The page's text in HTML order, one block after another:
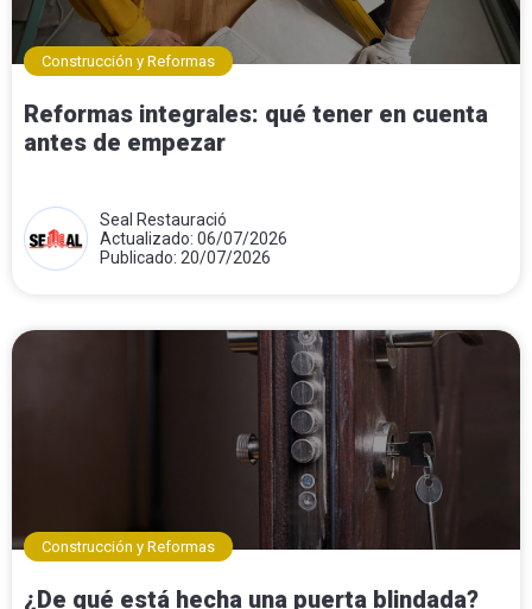
Construcción y Reformas
Reformas integrales: qué tener en cuenta
antes de empezar
Seal Restauració
Actualizado: 06/07/2026
Publicado: 20/07/2026
Construcción y Reformas
¿De qué está hecha una puerta blindada?